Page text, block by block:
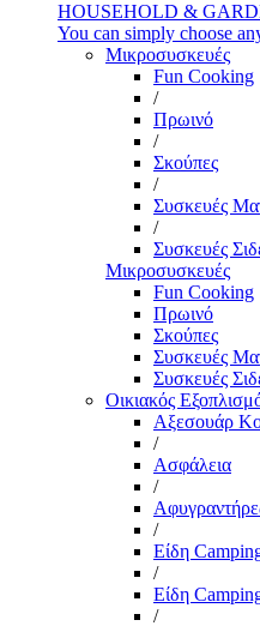
HOUSEHOLD &
You can simply choose
Μικροσυσκευές
Fun Cooking
/
Πρωινό
/
Σκούπες
/
Συσκευές
/
Συσκευές
Μικροσυσκευές
Fun Cooking
Πρωινό
Σκούπες
Συσκευές
Συσκευές
Οικιακός
Αξεσουάρ
/
Ασφάλεια
/
/
Είδη
/
Είδη
/